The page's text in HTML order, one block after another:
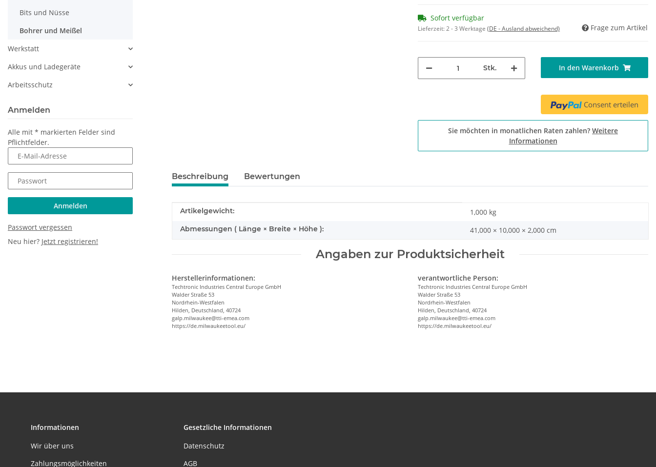
Sofort verfügbar
Lieferzeit:2 - 3 Werktage (DE - Ausland abweichend) Frage zum Artikel
Stk. In den Warenkorb
Consent erteilen
Sie möchten in monatlichen Raten zahlen? Weitere
Informationen
Beschreibung Bewertungen
Produkteigenschaft
Wert
Artikelgewicht: 1,000 kg
Abmessungen ( Länge × Breite × Höhe ): 41,000 × 10,000 × 2,000 cm
Angaben zur Produktsicherheit
Herstellerinformationen:
Techtronic Industries Central Europe GmbH
Walder Straße 53
Nordrhein-Westfalen
Hilden, Deutschland, 40724
galp.milwaukee@tti-emea.com
https://de.milwaukeetool.eu/
verantwortliche Person:
Techtronic Industries Central Europe GmbH
Walder Straße 53
Nordrhein-Westfalen
Hilden, Deutschland, 40724
galp.milwaukee@tti-emea.com
https://de.milwaukeetool.eu/
Bits und Nüsse
Bohrer und Meißel
Werkstatt
Akkus und Ladegeräte
Arbeitsschutz
Anmelden
Alle mit * markierten Felder sind
Pflichtfelder.
E-Mail-Adresse
Passwort
Anmelden
Passwort vergessen
Neu hier? Jetzt registrieren!
Informationen
Wir über uns
Zahlungsmöglichkeiten
Gesetzliche Informationen
Datenschutz
AGB